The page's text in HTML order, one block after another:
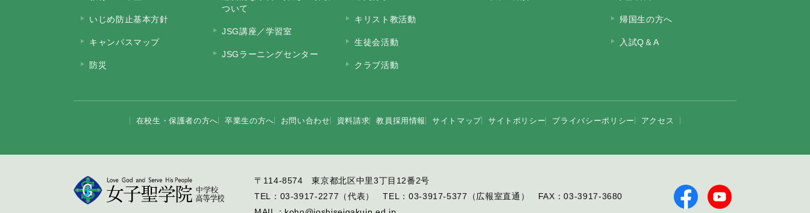
いじめ防止基本方針
キャンパスマップ
防災
ついて
JSG講座／学習室
JSGラーニングセンター
キリスト教活動
生徒会活動
クラブ活動
帰国生の方へ
入試Q＆A
在校生・保護者の方へ 卒業生の方へ お問い合わせ 資料請求 教員採用情報 サイトマップ サイトポリシー プライバシーポリシー アクセス
〒114-8574 東京都北区中里3丁目12番2号
TEL： 03-3917-2277 （代表）TEL：03-3917-5377 （広報室直通） FAX：03-3917-3680